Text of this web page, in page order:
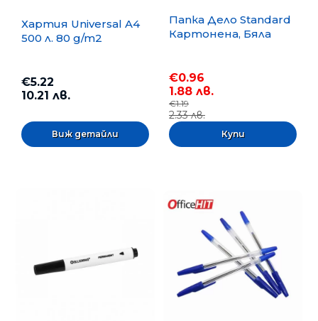
Хартия Universal A4
500 л. 80 g/m2
€5.22
10.21 лв.
Виж детайли
Папка Дело Standard
Картонена, Бяла
€0.96
1.88 лв.
€1.19
2.33 лв.